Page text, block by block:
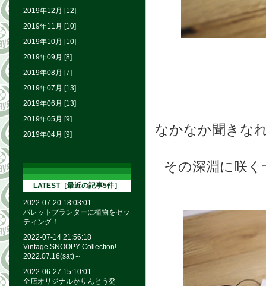
なかなか聞きな
その深淵に咲
2019年12月 [12]
2019年11月 [10]
2019年10月 [10]
2019年09月 [8]
2019年08月 [7]
2019年07月 [13]
2019年06月 [13]
2019年05月 [9]
2019年04月 [9]
LATEST［最近の記事5件］
2022-07-20 18:03:01
バレットプランターに植物をセッ
ティング！
2022-07-14 21:56:18
Vintage SNOOPY Collection!
2022.07.16(sat)～
2022-06-27 15:10:01
全店オリジナルかりんとう発